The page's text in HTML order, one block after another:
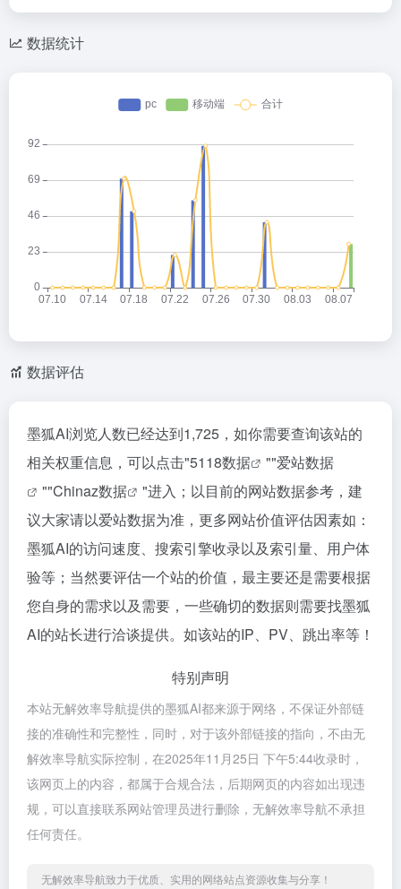
数据统计
数据评估
墨狐AI浏览人数已经达到1,725，如你需要查询该站的
相关权重信息，可以点击"5118数据 ""爱站数据
""Chinaz数据
"进入；以目前的网站数据参考，建
议大家请以爱站数据为准，更多网站价值评估因素如：
墨狐AI的访问速度、搜索引擎收录以及索引量、用户体
验等；当然要评估一个站的价值，最主要还是需要根据
您自身的需求以及需要，一些确切的数据则需要找墨狐
AI的站长进行洽谈提供。如该站的IP、PV、跳出率等！
特别声明
本站无解效率导航提供的墨狐AI都来源于网络，不保证外部链
接的准确性和完整性，同时，对于该外部链接的指向，不由无
解效率导航实际控制，在2025年11月25日 下午5:44收录时，
该网页上的内容，都属于合规合法，后期网页的内容如出现违
规，可以直接联系网站管理员进行删除，无解效率导航不承担
任何责任。
无解效率导航致力于优质、实用的网络站点资源收集与分享！